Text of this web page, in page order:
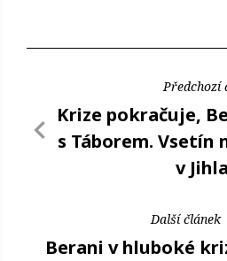
Předchozí
Krize pokračuje,
s Táborem. Vsetín
v
Další článek
Berani v hluboké